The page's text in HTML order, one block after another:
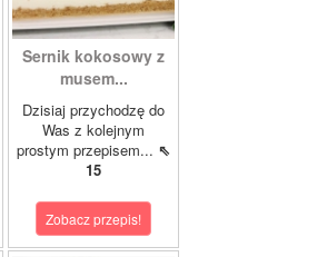
Sernik kokosowy z
musem...
Dzisiaj przychodzę do
Was z kolejnym
prostym przepisem... ⇖
15
Zobacz przepis!